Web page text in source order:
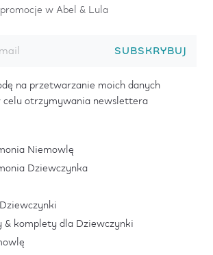
w Abel & Lula
SUBSKRYBUJ
na przetwarzanie moich danych
celu otrzymywania newslettera
Niemowlę
Dziewczynka
& komplety dla Dziewczynki